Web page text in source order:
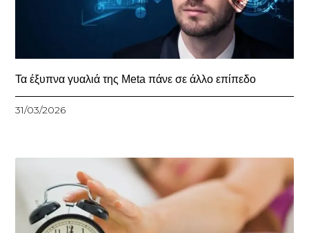
Τα έξυπνα γυαλιά της Meta πάνε σε άλλο επίπεδο
31/03/2026